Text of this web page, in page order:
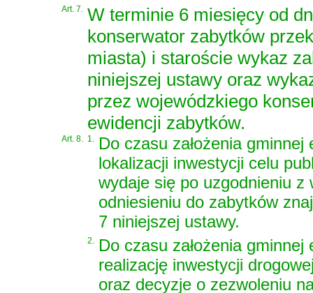
Art. 7. W terminie 6 miesięcy od
konserwator zabytków
miasta) i staroście wykaz
niniejszej ustawy oraz
przez wojewódzkiego
ewidencji zabytków.
Art. 8. 1. Do czasu założenia
lokalizacji inwestycji celu
wydaje się po uzgodnieniu
odniesieniu do zabytków
7 niniejszej ustawy.
2. Do czasu założenia
realizację inwestycji
oraz decyzje o zezwoleniu